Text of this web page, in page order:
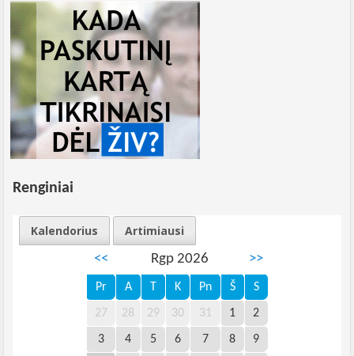
Renginiai
Kalendorius
Artimiausi
<<
Rgp 2026 >>
Pr A T K Pn Š S
27 28 29 30 31 1 2
3 4 5 6 7 8 9